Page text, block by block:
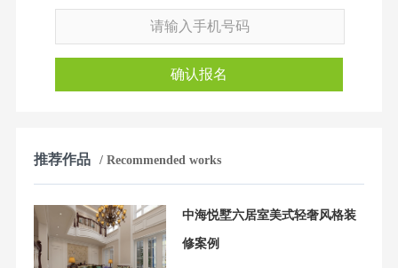
确认报名
推荐作品 / Recommended works
中海悦墅六居室美式轻奢风格装
修案例